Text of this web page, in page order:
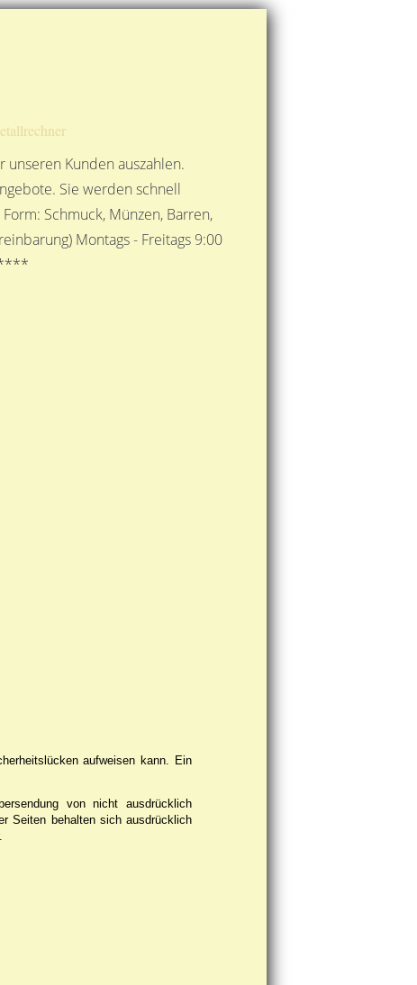
Kunden auszahlen.
Sie werden schnell
Schmuck, Münzen, Barren,
Montags - Freitags 9:00
aufweisen kann. Ein
von nicht ausdrücklich
Seiten behalten sich ausdrücklich